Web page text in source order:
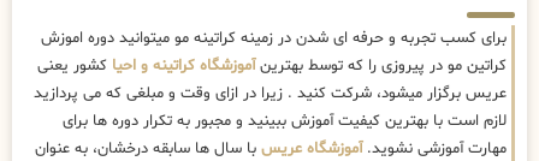
برای کسب تجربه و حرفه ای شدن در زمینه کراتینه مو میتوانید دوره اموزش
کراتین مو در پیروزی را که توسط بهترینآموزشگاه کراتینه و احیا کشور یعنی
عریس برگزار میشود، شرکت کنید . زیرا در ازای وقت و مبلغی که می پردازید
لازم است با بهترین کیفیت آموزش ببینید و مجبور به تکرار دوره ها برای
مهارت آموزشی نشوید.آموزشگاه عریس با سال ها سابقه درخشان، به عنوان